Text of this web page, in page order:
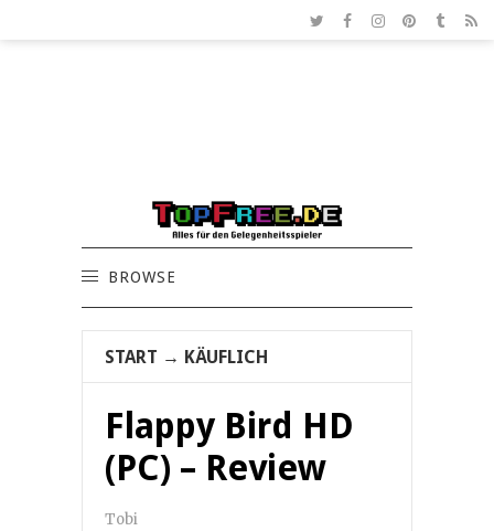
BROWSE
START → KÄUFLICH
Flappy Bird HD
(PC) – Review
Tobi